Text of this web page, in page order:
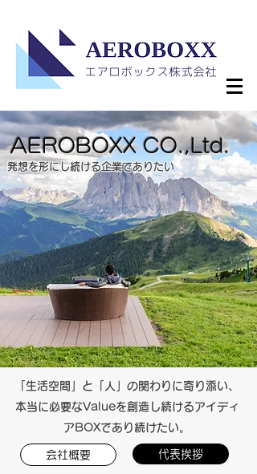
AEROBOXX CO.,Ltd.
発想を形にし続ける企業でありたい
​「生活空間」と「人」の関わりに寄り添い、
本当に必要なValueを創造し続けるアイディ
アBOXであり続けたい。
会社概要 代表挨拶